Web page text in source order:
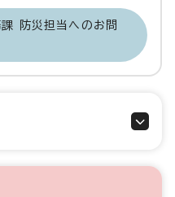
防災担当へのお問